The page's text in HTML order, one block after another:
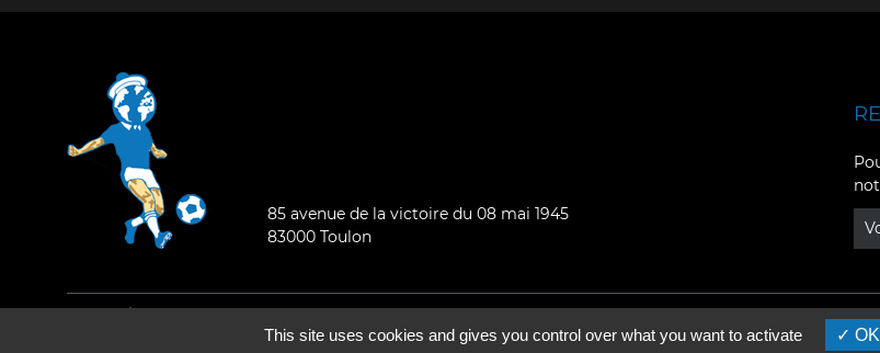
85 avenue de la victoire du 08 mai 1945
83000 Toulon
YouTube
Mentions légales-Qui sommes-nous ?
©2026 - Tous droits réservés - Conception :epartenair e
This site uses cookies and gives you control over what you want to activate